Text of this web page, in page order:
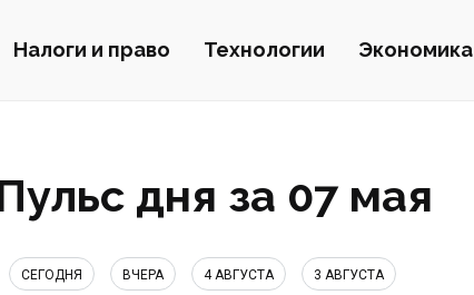
Налоги и право Технологии Экономика
дня за 07 мая
СЕГОДНЯ ВЧЕРА 4 АВГУСТА 3 АВГУСТА